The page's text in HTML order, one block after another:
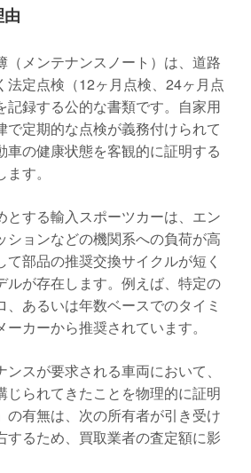
由
（メンテナンスノート）は、道路
法定点検（12ヶ月点検、24ヶ月点
記録する公的な書類です。自家用
で定期的な点検が義務付けられて
車の健康状態を客観的に証明する
す。
とする輸入スポーツカーは、エン
ションなどの機関系への負荷が高
て部品の推奨交換サイクルが短く
ルが存在します。例えば、特定の
、あるいは年数ベースでのタイミ
カーから推奨されています。
スが要求される車両において、
じられてきたことを物理的に証明
の有無は、次の所有者が引き受け
するため、買取業者の査定額に影